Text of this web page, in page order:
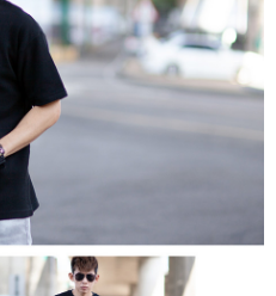
此簡訊中的連結，可透過四大超商／
，方視為交易完成。
繳費，但若您需要取消訂單，請聯絡
訂單仍視為有效，需透過AFTEE先享
」之結帳頁面顯示為準，若有關於
相關疑問，請聯繫「AFTEE先享後付
support/home
之「AFTEE先享後付」服務完成之交
資料，並將交易相關給付款項請求債
下網址：
)免運費
免運費
)免運費